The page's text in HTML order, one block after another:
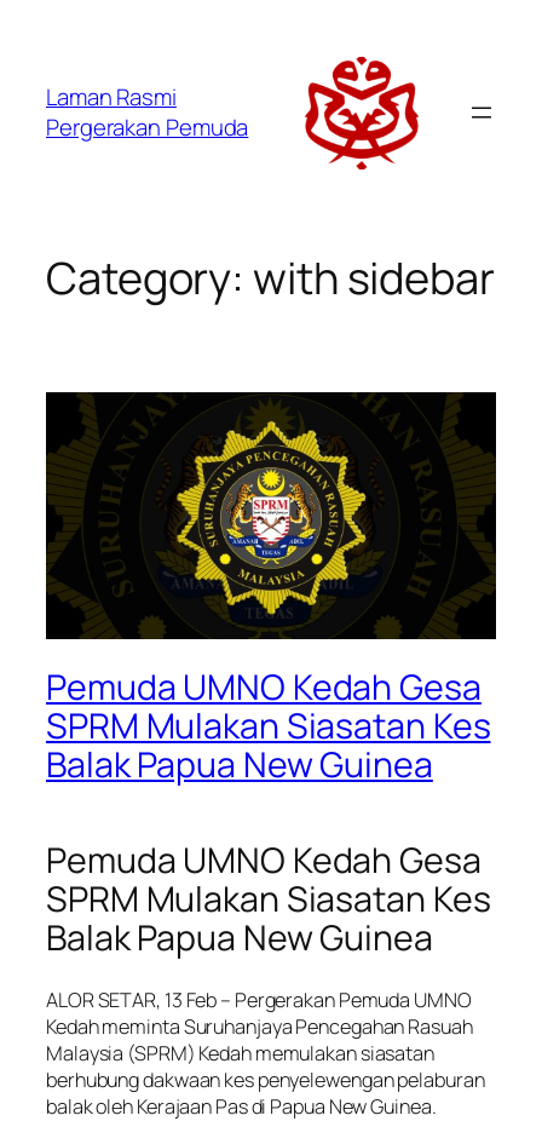
Laman Rasmi
Pergerakan Pemuda
Category: with sidebar
Pemuda UMNO Kedah Gesa
SPRM Mulakan Siasatan Kes
Balak Papua New Guinea
Pemuda UMNO Kedah Gesa
SPRM Mulakan Siasatan Kes
Balak Papua New Guinea
ALOR SETAR, 13 Feb – Pergerakan Pemuda UMNO
Kedah meminta Suruhanjaya Pencegahan Rasuah
Malaysia (SPRM) Kedah memulakan siasatan
berhubung dakwaan kes penyelewengan pelaburan
balak oleh Kerajaan Pas di Papua New Guinea.